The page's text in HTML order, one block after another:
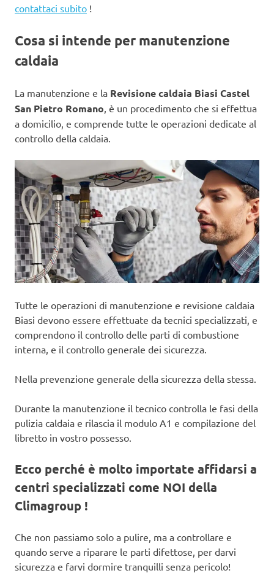
contattaci subito !
Cosa si intende per manutenzione
caldaia
La manutenzione e la Revisione caldaia Biasi Castel
San Pietro Romano, è un procedimento che si effettua
a domicilio, e comprende tutte le operazioni dedicate al
controllo della caldaia.
Tutte le operazioni di manutenzione e revisione caldaia
Biasi devono essere effettuate da tecnici specializzati, e
comprendono il controllo delle parti di combustione
interna, e il controllo generale dei sicurezza.
Nella prevenzione generale della sicurezza della stessa.
Durante la manutenzione il tecnico controlla le fasi della
pulizia caldaia e rilascia il modulo A1 e compilazione del
libretto in vostro possesso.
Ecco perché è molto importate affidarsi a
centri specializzati come NOI della
Climagroup !
Che non passiamo solo a pulire, ma a controllare e
quando serve a riparare le parti difettose, per darvi
sicurezza e farvi dormire tranquilli senza pericolo!